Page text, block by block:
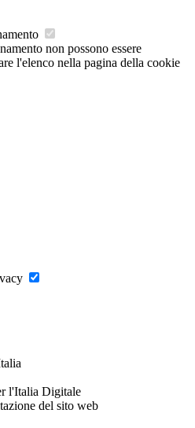
non possono essere
l'elenco nella pagina della cookie
l'Italia Digitale
del sito web